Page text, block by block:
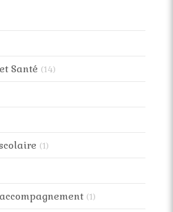
Santé (14)
(1)
(1)